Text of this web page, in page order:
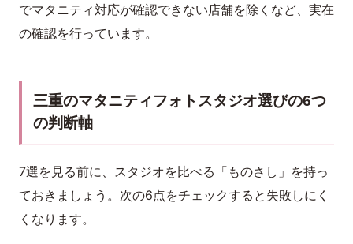
でマタニティ対応が確認できない店舗を除くなど、実在
の確認を行っています。
三重のマタニティフォトスタジオ選びの6つ
の判断軸
7選を見る前に、スタジオを比べる「ものさし」を持っ
ておきましょう。次の6点をチェックすると失敗しにく
くなります。